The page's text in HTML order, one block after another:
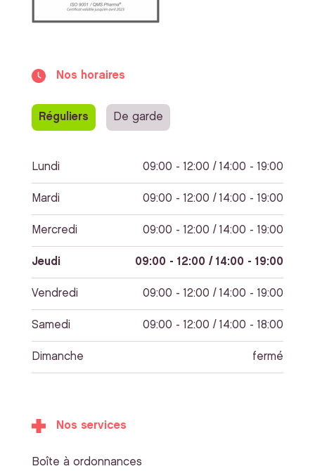
Nos horaires
Réguliers De garde
Lundi 09:00 - 12:00 / 14:00 - 19:00
Mardi 09:00 - 12:00 / 14:00 - 19:00
Mercredi 09:00 - 12:00 / 14:00 - 19:00
Jeudi 09:00 - 12:00 / 14:00 - 19:00
Vendredi 09:00 - 12:00 / 14:00 - 19:00
Samedi 09:00 - 12:00 / 14:00 - 18:00
Dimanche fermé
Nos services
Boîte à ordonnances